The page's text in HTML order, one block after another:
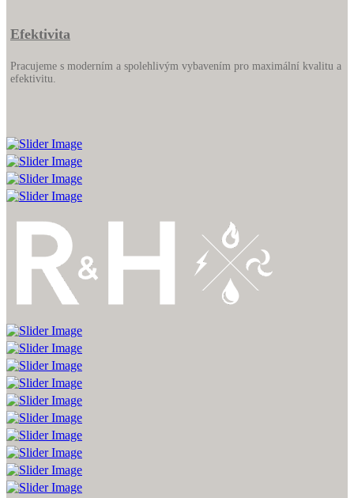
Efektivita
Pracujeme s moderním a spolehlivým vybavením pro maximální kvalitu a
efektivitu.